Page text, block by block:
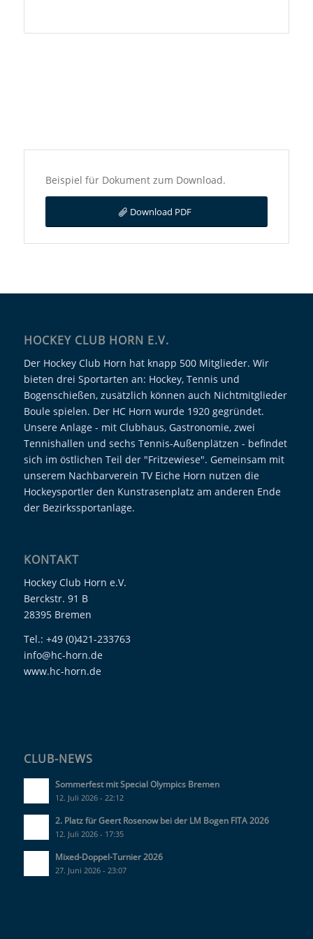
Beispiel für Dokument zum Download.
Download PDF
HOCKEY CLUB HORN E.V.
Der Hockey Club Horn hat knapp 500 Mitglieder. Wir
bieten drei Sportarten an: Hockey, Tennis und
Bogenschießen, zusätzlich können auch Nichtmitglieder
Boule spielen. Der HC Horn wurde 1920 gegründet.
Unsere Anlage - mit Clubhaus, Gastronomie, zwei
Tennishallen und sechs Tennis-Außenplätzen - befindet
sich im östlichen Teil der "Fritzewiese". Gemeinsam mit
unserem Nachbarverein TV Eiche Horn nutzen die
Hockeysportler den Kunstrasenplatz am anderen Ende
der Bezirkssportanlage.
KONTAKT
Hockey Club Horn e.V.
Berckstr. 91 B
28395 Bremen
Tel.: +49 (0)421-233763
info@hc-horn.de
www.hc-horn.de
CLUB-NEWS
Sommerfest mit Special Olympics Bremen
12. Juli 2026 - 22:12
2. Platz für Geert Rosenow bei der LM Bogen FITA 2026
12. Juli 2026 - 17:35
Mixed-Doppel-Turnier 2026
27. Juni 2026 - 23:07